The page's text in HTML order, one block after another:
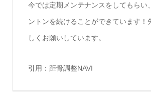
今では定期メンテナンスをしてもらい
ントンを続けることができています！
しくお願いしています。
引用： 距骨調整NAVI